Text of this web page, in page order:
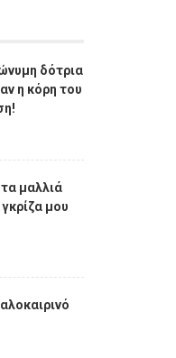
δότρια
η κόρη του
μαλλιά
μου